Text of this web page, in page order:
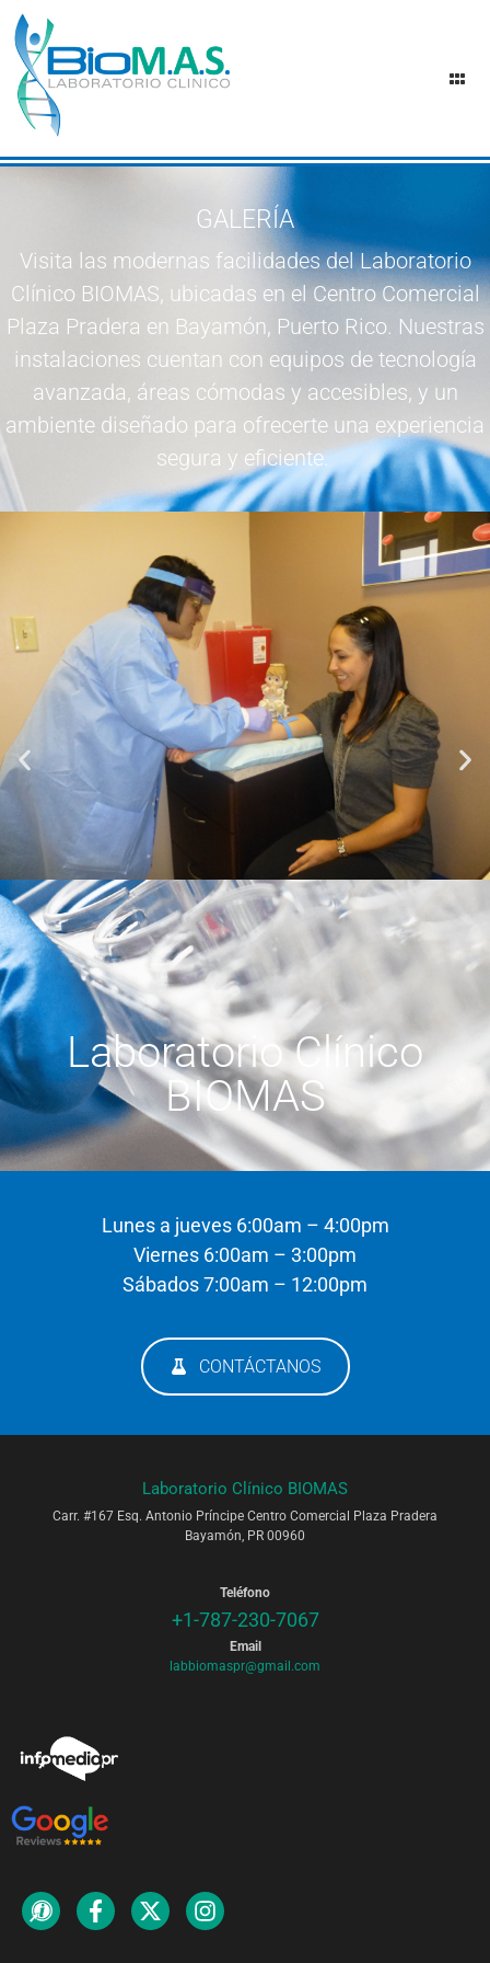
GALERÍA
Visita las modernas facilidades del Laboratorio
Clínico BIOMAS, ubicadas en el Centro Comercial
Plaza Pradera en Bayamón, Puerto Rico. Nuestras
instalaciones cuentan con equipos de tecnología
avanzada, áreas cómodas y accesibles, y un
ambiente diseñado para ofrecerte una experiencia
segura y eficiente.
Laboratorio Clínico
BIOMAS
Lunes a jueves 6:00am – 4:00pm
Viernes 6:00am – 3:00pm
Sábados 7:00am – 12:00pm
CONTÁCTANOS
Laboratorio Clínico BIOMAS
Carr. #167 Esq. Antonio Príncipe Centro Comercial Plaza Pradera
Bayamón, PR 00960
Teléfono
+1-787-230-7067
Email
labbiomaspr@gmail.com